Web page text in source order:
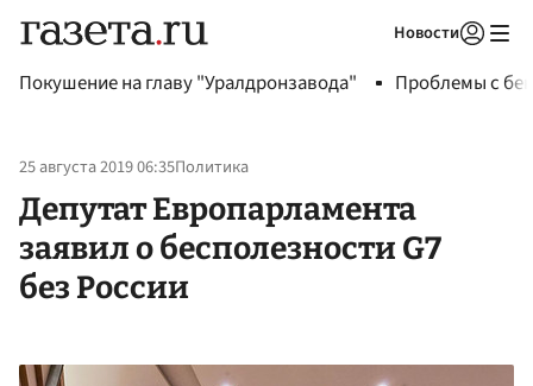
Новости
Покушение на главу "Уралдронзавода" Проблемы с
25 августа 2019 06:35Политика
Депутат Европарламента
заявил о бесполезности G7
без России